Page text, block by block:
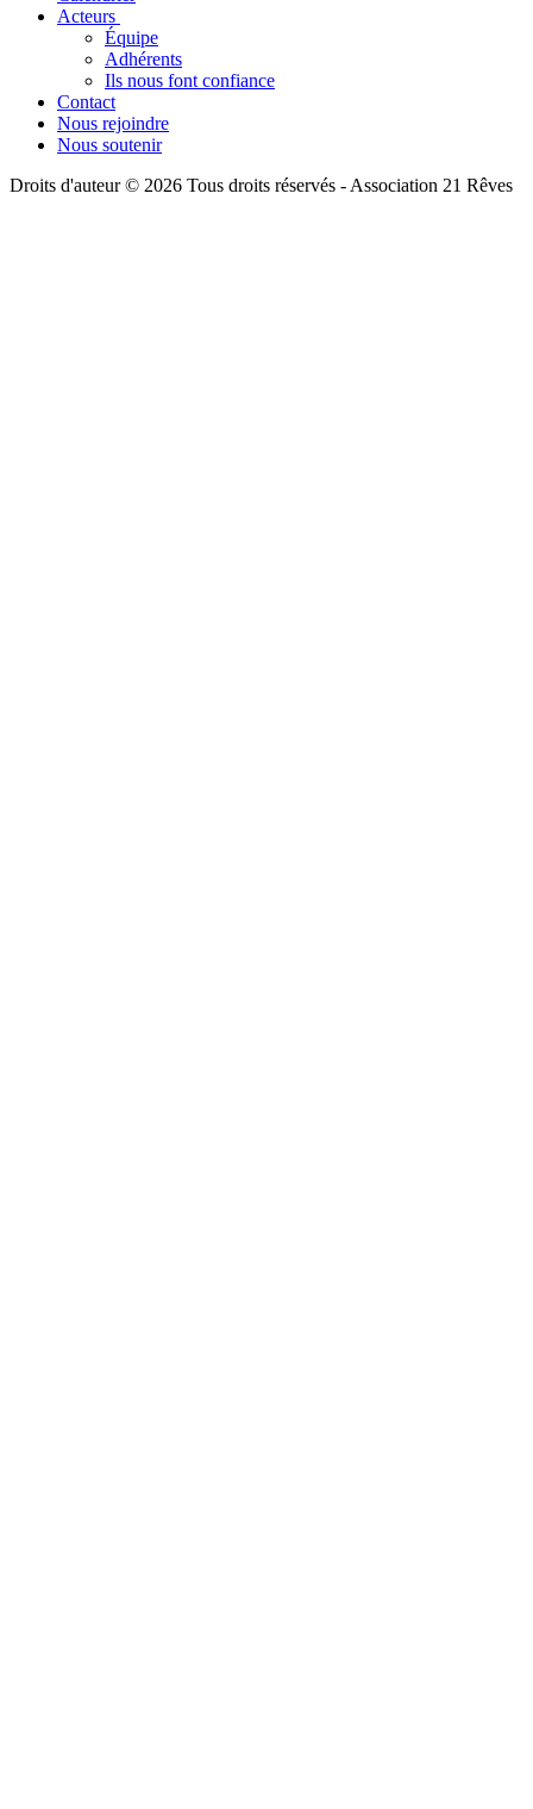
Acteurs
Équipe
Adhérents
Ils nous font confiance
Contact
Nous rejoindre
Nous soutenir
Droits d'auteur © 2026 Tous droits réservés - Association 21 Rêves